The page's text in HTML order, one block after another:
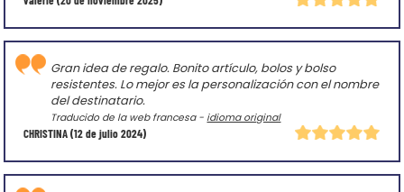
CHRISTINA(12 de julio 2024)
Gran idea de regalo. Bonito artículo, bolos y bolso
resistentes. Lo mejor es la personalización con el nombre
del destinatario.
Traducido de la web francesa - idioma original